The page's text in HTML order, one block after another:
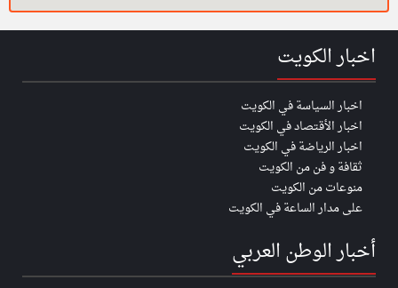
اخبار الكويت
اخبار السياسة في الكويت
اخبار الأقتصاد في الكويت
اخبار الرياضة في الكويت
ثقافة و فن من الكويت
منوعات من الكويت
على مدار الساعة في الكويت
أخبار الوطن العربي